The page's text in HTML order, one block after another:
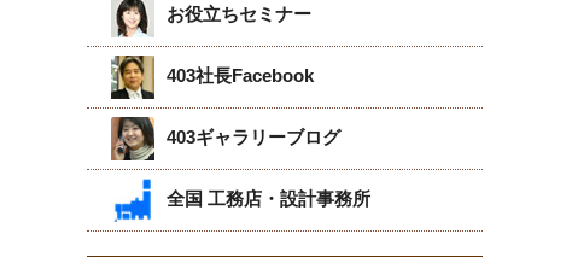
お役立ちセミナー
403社長Facebook
403ギャラリーブログ
全国 工務店・設計事務所